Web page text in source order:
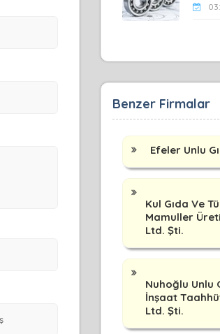
Benzer Firmalar
Efeler Unlu
Kul Gıda Ve
Mamuller
Ltd. Şti.
Nuhoğlu Unlu
İnşaat
Ltd. Şti.